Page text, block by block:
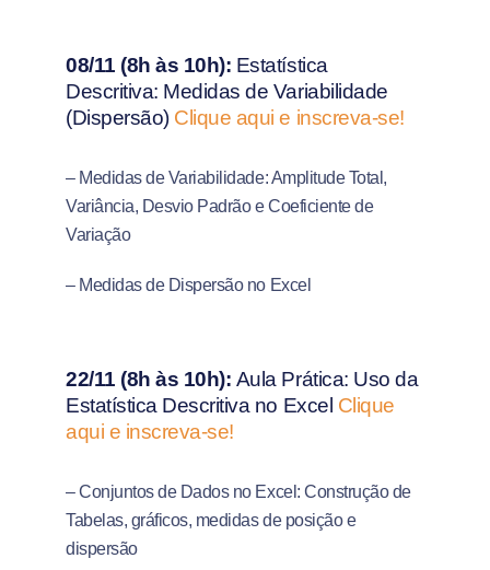
08/11 (8h às 10h): Estatística
Descritiva: Medidas de Variabilidade
(Dispersão) Clique aqui e inscreva-se!
– Medidas de Variabilidade: Amplitude Total,
Variância, Desvio Padrão e Coeficiente de
Variação
– Medidas de Dispersão no Excel
22/11 (8h às 10h): Aula Prática: Uso da
Estatística Descritiva no Excel Clique
aqui e inscreva-se!
– Conjuntos de Dados no Excel: Construção de
Tabelas, gráficos, medidas de posição e
dispersão